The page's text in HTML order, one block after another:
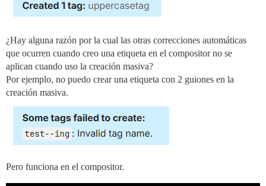
¿Hay alguna razón por la cual las otras correcciones automáticas
que ocurren cuando creo una etiqueta en el compositor no se
aplican cuando uso la creación masiva?
Por ejemplo, no puedo crear una etiqueta con 2 guiones en la
creación masiva.
Pero funciona en el compositor.